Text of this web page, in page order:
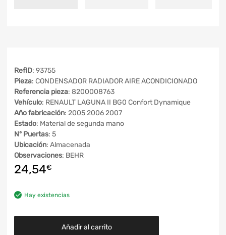
RefID: 93755
Pieza: CONDENSADOR RADIADOR AIRE ACONDICIONADO
Referencia pieza: 8200008763
Vehículo: RENAULT LAGUNA II BG0 Confort Dynamique
Año fabricación: 2005 2006 2007
Estado: Material de segunda mano
Nº Puertas: 5
Ubicación: Almacenada
Observaciones: BEHR
24,54€
Hay existencias
Añadir al carrito